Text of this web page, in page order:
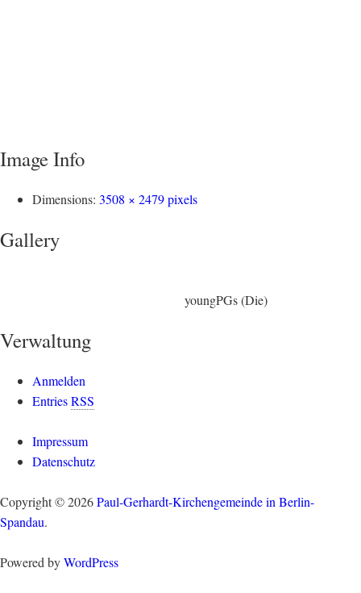
Image Info
Dimensions: 3508 × 2479 pixels
Gallery
youngPGs (Die)
Verwaltung
Anmelden
EntriesRSS
Impressum
Datenschutz
Copyright © 2026Paul-Gerhardt-Kirchengemeinde in Berlin-
Spandau.
Powered byWordPress